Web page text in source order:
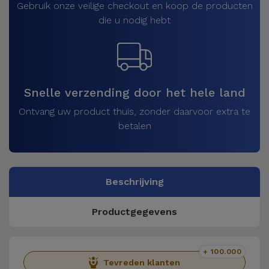
Gebruik onze veilige checkout en koop de producten
die u nodig hebt
Snelle verzending door het hele land
Ontvang uw product thuis, zonder daarvoor extra te
betalen
Beschrijving
Productgegevens
Tevreden klanten
+ 100.000